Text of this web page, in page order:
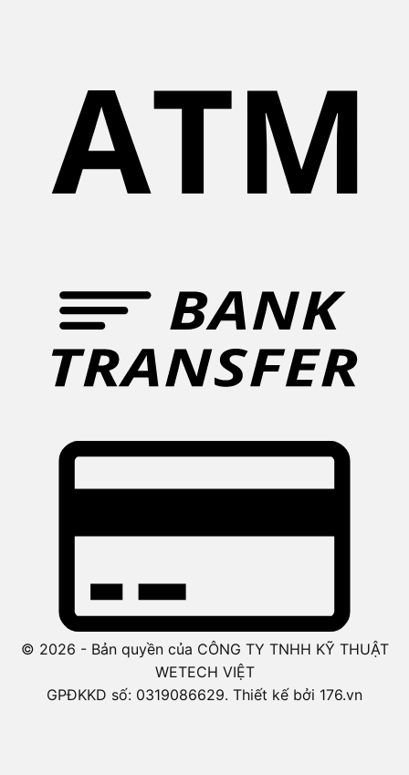
© 2026 - Bản quyền của CÔNG TY TNHH KỸ THUẬT
WETECH VIỆT
GPĐKKD số: 0319086629. Thiết kế bởi 176.vn